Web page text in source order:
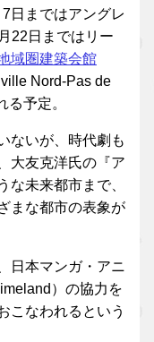
日まではアングレ
22日まではリー
域圏建築会館
ville Nord-Pas de
予定。
ないが、時代劇も
大友克洋氏の『ア
な未来都市まで、
まな都市の表象が
日本マンガ・アニ
）の協力を
こなわれるという